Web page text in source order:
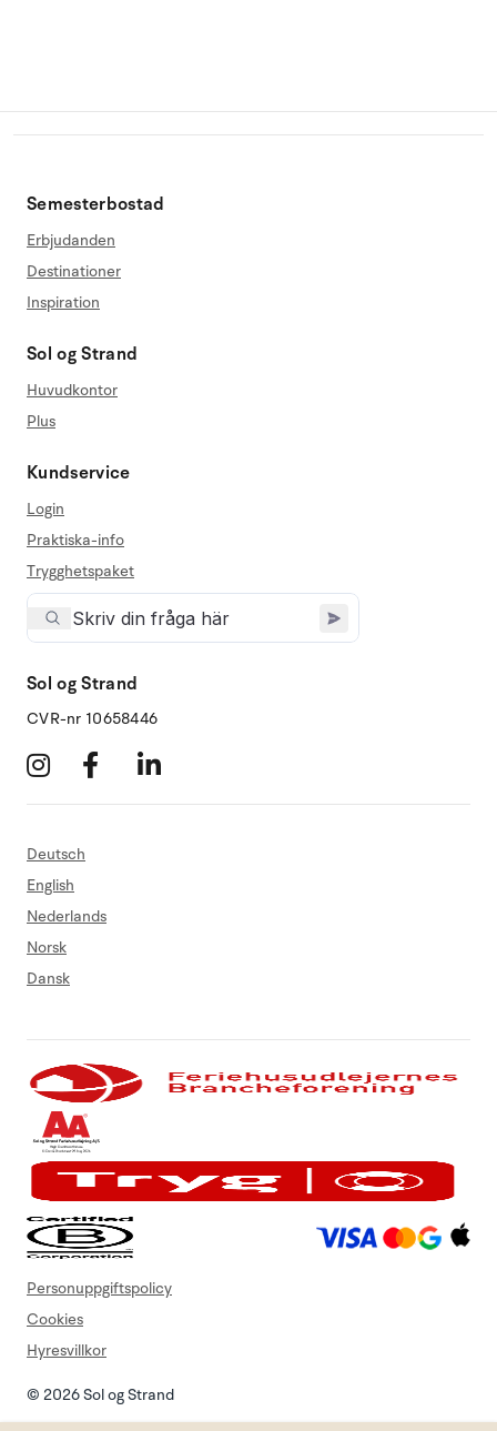
Semesterbostad
Erbjudanden
Destinationer
Inspiration
Sol og Strand
Huvudkontor
Plus
Kundservice
Login
Praktiska-info
Trygghetspaket
Sol og Strand
CVR-nr 10658446
Deutsch
English
Nederlands
Norsk
Dansk
© 2026 Sol og Strand
Personuppgiftspolicy
Cookies
Hyresvillkor